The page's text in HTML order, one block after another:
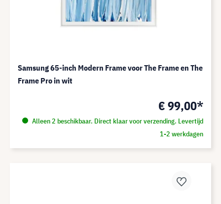
Samsung 65-inch Modern Frame voor The Frame en The
Frame Pro in wit
€ 99,00*
Alleen 2 beschikbaar. Direct klaar voor verzending. Levertijd
1-2 werkdagen